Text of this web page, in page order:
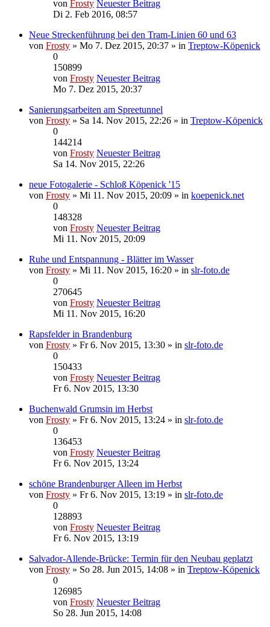
von Frosty Neuester Beitrag
Di 2. Feb 2016, 08:57
Neue Streckenführung bei den Tram-Linien 60 und 63
von Frosty » Mo 7. Dez 2015, 20:37 » in Treptow-Köpenick
0
150899
von Frosty Neuester Beitrag
Mo 7. Dez 2015, 20:37
Sanierungsarbeiten am Spreetunnel
von Frosty » Sa 14. Nov 2015, 22:26 » in Treptow-Köpenick
0
144214
von Frosty Neuester Beitrag
Sa 14. Nov 2015, 22:26
neue Fotogalerie - Schloß Köpenick '15
von Frosty » Mi 11. Nov 2015, 20:09 » in koepenick.net
0
148328
von Frosty Neuester Beitrag
Mi 11. Nov 2015, 20:09
Ruhe und Entspannung - Blätter im Wasser
von Frosty » Mi 11. Nov 2015, 16:20 » in slr-foto.de
0
270645
von Frosty Neuester Beitrag
Mi 11. Nov 2015, 16:20
Rapsfelder in Brandenburg
von Frosty » Fr 6. Nov 2015, 13:30 » in slr-foto.de
0
150433
von Frosty Neuester Beitrag
Fr 6. Nov 2015, 13:30
Buchenwald Grumsin im Herbst
von Frosty » Fr 6. Nov 2015, 13:24 » in slr-foto.de
0
136453
von Frosty Neuester Beitrag
Fr 6. Nov 2015, 13:24
schöne Brandenburger Alleen im Herbst
von Frosty » Fr 6. Nov 2015, 13:19 » in slr-foto.de
0
128893
von Frosty Neuester Beitrag
Fr 6. Nov 2015, 13:19
Salvador-Allende-Brücke: Termin für den Neubau geplatzt
von Frosty » So 28. Jun 2015, 14:08 » in Treptow-Köpenick
0
126985
von Frosty Neuester Beitrag
So 28. Jun 2015, 14:08